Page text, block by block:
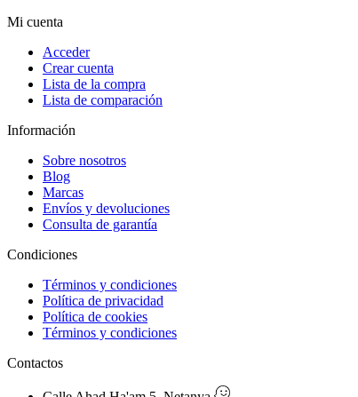
Mi cuenta
Acceder
Crear cuenta
Lista de la compra
Lista de comparación
Información
Sobre nosotros
Blog
Marcas
Envíos y devoluciones
Consulta de garantía
Condiciones
Términos y condiciones
Política de privacidad
Política de cookies
Términos y condiciones
Contactos